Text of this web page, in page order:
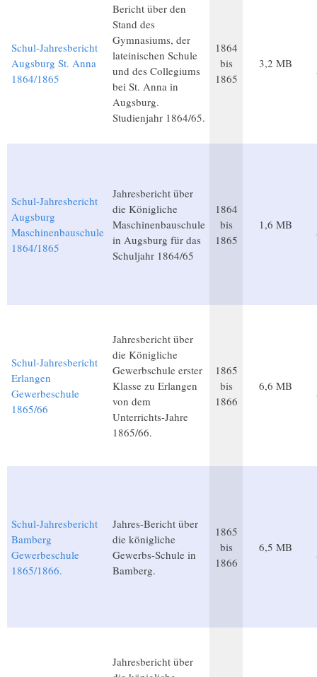
Schul-Jahresbericht
Augsburg St. Anna
1864/1865
Bericht über den
Stand des
Gymnasiums, der
lateinischen Schule
und des Collegiums
bei St. Anna in
Augsburg.
Studienjahr 1864/65.
1864
bis
1865
3,2 MB
Schul-Jahresbericht
Augsburg
Maschinenbauschule
1864/1865
Jahresbericht über
die Königliche
Maschinenbauschule
in Augsburg für das
Schuljahr 1864/65
1864
bis
1865
1,6 MB
Schul-Jahresbericht
Erlangen
Gewerbeschule
1865/66
Jahresbericht über
die Königliche
Gewerbschule erster
Klasse zu Erlangen
von dem
Unterrichts-Jahre
1865/66.
1865
bis
1866
6,6 MB
Schul-Jahresbericht
Bamberg
Gewerbeschule
1865/1866.
Jahres-Bericht über
die königliche
Gewerbs-Schule in
Bamberg.
1865
bis
1866
6,5 MB
Jahresbericht über